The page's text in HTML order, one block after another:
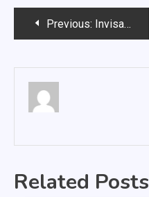
Nawigacja
Previous: Invisalign Lublin cena
Related Posts